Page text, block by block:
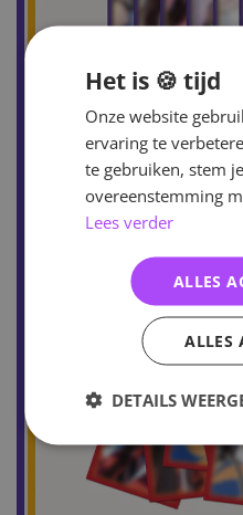
Het is 🍪 tijd
Onze website
ervaring te
te gebruiken, stem
overeenstemming
Lees verder
ALLES
ALLES
DETAILS